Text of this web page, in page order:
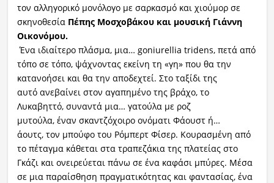
τον αλληγορικό μονόλογο με σαρκασμό και χιούμορ σε
σκηνοθεσία Πέπης Μοσχοβάκου και μουσική Γιάννη
Οικονόμου.
Ένα ιδιαίτερο πλάσμα, μια… goniurellia tridens, πετά από
τόπο σε τόπο, ψάχνοντας εκείνη τη «γη» που θα την
κατανοήσει και θα την αποδεχτεί. Στο ταξίδι της
αυτό ανεβαίνει στον αγαπημένο της βράχο, το
Λυκαβηττό, συναντά μια… γατούλα με ροζ
μυτούλα, έναν σκαντζόχοιρο ονόματι Φάουστ ή…
άουτς, τον μπούφο του Ρόμπερτ Φίσερ. Κουρασμένη από
το πέταγμα κάθεται στα τραπεζάκια της πλατείας στο
Γκάζι και ονειρεύεται πάνω σε ένα καφάσι μπύρες. Μέσα
σε μια παραίσθηση πραγματικότητας και φαντασίας, ένα